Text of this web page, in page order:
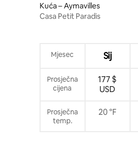
Kuća – Aymavilles
Casa Petit Paradis
Mjesec Sij
Prosječna
cijena
177 $
USD
Prosječna
temp.
20 °F